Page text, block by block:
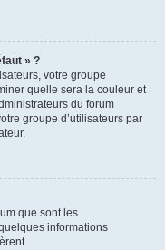
» ?
votre groupe
quelle sera la couleur et
du forum
groupe d’utilisateurs par
que sont les
informations